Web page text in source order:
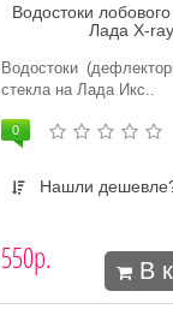
Водостоки
Лада X-ray
Водостоки
стекла на Лада Икс..
0
Нашли
550р. В